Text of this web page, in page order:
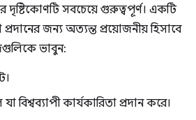
দৃষ্টিকোণটি সবচেয়ে গুরুত্বপূর্ণ। একটি
জন্য অত্যন্ত প্রয়োজনীয় হিসাবে
ভাবুন:
বিশ্বব্যাপী কার্যকারিতা প্রদান করে।